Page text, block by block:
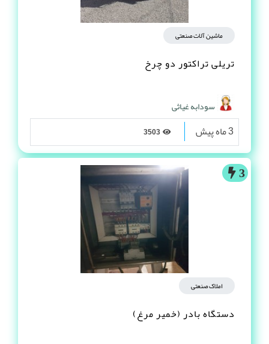
ماشین آلات صنعتی
تریلی تراکتور دو چرخ
سودابه غیاثی
3 ماه پیش
3
املاک صنعتی
دستگاه بادر (خمیر مرغ)